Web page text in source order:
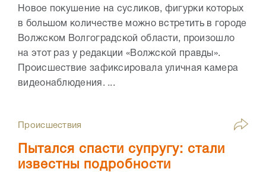
Новое покушение на сусликов, фигурки которых
в большом количестве можно встретить в городе
Волжском Волгоградской области, произошло
на этот раз у редакции «Волжской правды».
Происшествие зафиксировала уличная камера
видеонаблюдения. ...
Происшествия
Пытался спасти супругу: стали
известны подробности